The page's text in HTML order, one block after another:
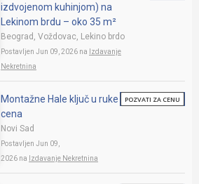
izdvojenom kuhinjom) na
Lekinom brdu – oko 35 m²
Beograd, Voždovac, Lekino brdo
Postavljen Jun 09, 2026 na
Izdavanje
Nekretnina
Montažne Hale ključ u ruke
cena
Novi Sad
Postavljen Jun 09,
2026 na
Izdavanje Nekretnina
POZVATI ZA CENU